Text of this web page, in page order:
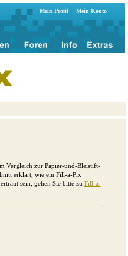
Mein Profil Mein Konto
Vergleich zur Papier-und-Bleistift-
erklärt, wie ein Fill-a-Pix
sein, gehen Sie bitte zu Fill-a-